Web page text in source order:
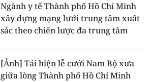
Ngành y tế Thành phố Hồ Chí Minh
xây dựng mạng lưới trung tâm xuất
sắc theo chiến lược đa trung tâm
[Ảnh] Tái hiện lễ cưới Nam Bộ xưa
giữa lòng Thành phố Hồ Chí Minh